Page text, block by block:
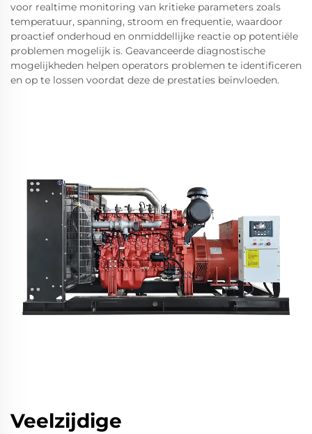
voor realtime monitoring van kritieke parameters zoals
temperatuur, spanning, stroom en frequentie, waardoor
proactief onderhoud en onmiddellijke reactie op potentiële
problemen mogelijk is. Geavanceerde diagnostische
mogelijkheden helpen operators problemen te identificeren
en op te lossen voordat deze de prestaties beïnvloeden.
Veelzijdige